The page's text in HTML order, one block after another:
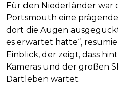
Für den Niederländer war
Portsmouth eine
dort die Augen
es erwartet hatte“,
Einblick, der zeigt, dass
Kameras und der großen
Dartleben wartet.